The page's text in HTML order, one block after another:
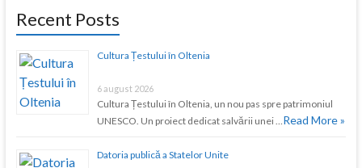
Recent Posts
Cultura Țestului în Oltenia
6 august 2026
Cultura Țestului în Oltenia, un nou pas spre patrimoniul
UNESCO. Un proiect dedicat salvării unei … Read More »
Datoria publică a Statelor Unite